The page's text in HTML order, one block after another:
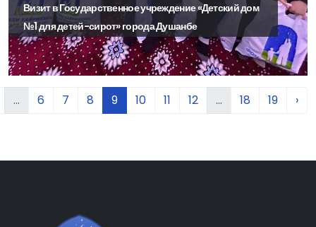
Визит в Государственное учреждение «Детский дом
№1 для детей-сирот» города Душанбе
... 6 7 8 9 10 11 12 ... 18 19 ›